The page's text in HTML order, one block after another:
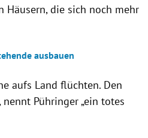
die sich noch mehr
ausbauen
aufs Land flüchten. Den
Pühringer „ein totes